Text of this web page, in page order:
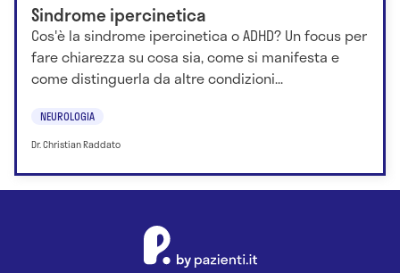
Sindrome ipercinetica
Cos'è la sindrome ipercinetica o ADHD? Un focus per
fare chiarezza su cosa sia, come si manifesta e
come distinguerla da altre condizioni...
NEUROLOGIA
Dr. Christian Raddato